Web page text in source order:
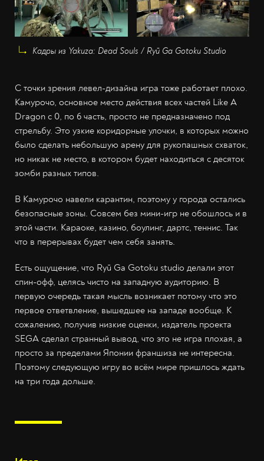
Кадры из Yakuza: Dead Souls / Ryū Ga Gotoku Studio
С точки зрения левел-дизайна игра тоже работает плохо.
Камурочо, основное место действия всех частей Like A
Dragon с 0, по 6 часть, просто не предназначено под
стрельбу. Это узкие коридорные улочки, в которых можно
было сделать небольшую арену для рукопашных схваток,
но никак не место, в котором будет находиться с десяток
зомби разных типов.
В Камурочо навели карантин, поэтому у города остались
безопасные зоны. Совсем без мини-игр не обошлось и в
этой части. Караоке, казино, боулинг, дартс, теннис. Так
что в перерывах будет чем себя занять.
Есть ощущение, что Ryū Ga Gotoku studio делали этот
спин-офф, целясь чисто на западную аудиторию. В
первую очередь такая мысль возникает потому что это
первое ответвление, вышедшее на западе вообще. К
сожалению, получив низкие оценки, издатель проекта
SEGA сделал странный вывод, что это не игра плохая, а
просто за пределами Японии франшиза не интересна.
Поэтому следующую игру во всём мире пришлось ждать
на три года дольше.